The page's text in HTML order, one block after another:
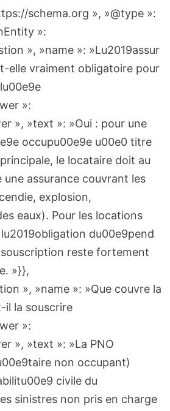
schema.org », »@type »:
»:
», »name »: »Lu2019assur
elle vraiment obligatoire pour
»:
», »text »: »Oui : pour une
occupu00e9e u00e0 titre
le locataire doit au
une assurance couvrant les
explosion,
eaux). Pour les locations
du00e9pend
reste fortement
»}},
», »name »: »Que couvre la
il la souscrire
»:
», »text »: »La PNO
non occupant)
civile du
sinistres non pris en charge